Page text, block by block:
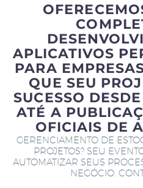
APLICATIVOS
PARA
QUE SEU
SUCESSO
ATÉ A
OFICIAIS DE
GERENCIAMENTO DE
PROJETOS? SEU
AUTOMATIZAR SEUS
NEGÓCIO.